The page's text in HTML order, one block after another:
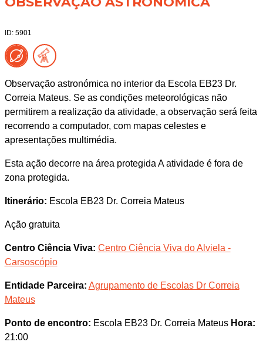
ID: 5901
Observação astronómica no interior da Escola EB23 Dr.
Correia Mateus. Se as condições meteorológicas não
permitirem a realização da atividade, a observação será feita
recorrendo a computador, com mapas celestes e
apresentações multimédia.
Esta ação decorre na área protegida A atividade é fora de
zona protegida.
Itinerário: Escola EB23 Dr. Correia Mateus
Ação gratuita
Centro Ciência Viva: Centro Ciência Viva do Alviela -
Carsoscópio
Entidade Parceira: Agrupamento de Escolas Dr Correia
Mateus
Ponto de encontro: Escola EB23 Dr. Correia Mateus Hora:
21:00